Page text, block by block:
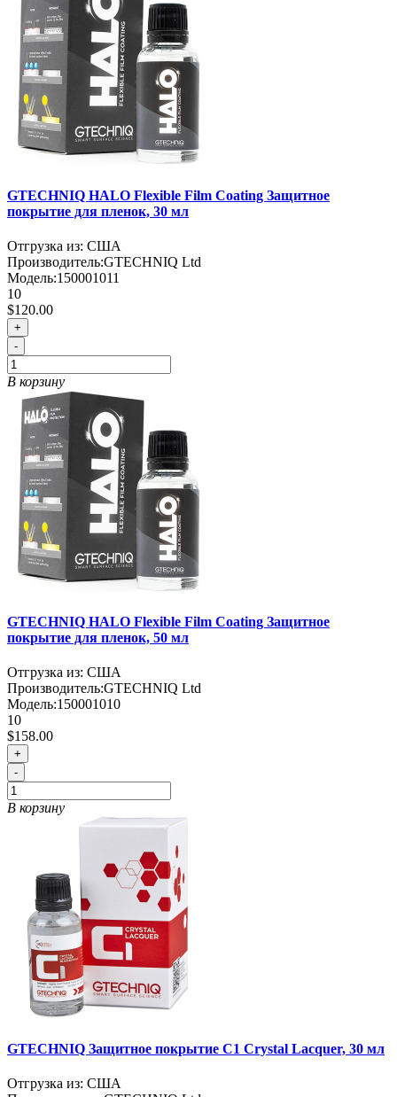
GTECHNIQ HALO Flexible Film Coating Защитное
покрытие для пленок, 30 мл
Отгрузка из: США
Производитель:GTECHNIQ Ltd
Модель:150001011
10
$120.00
+
-
В корзину
GTECHNIQ HALO Flexible Film Coating Защитное
покрытие для пленок, 50 мл
Отгрузка из: США
Производитель:GTECHNIQ Ltd
Модель:150001010
10
$158.00
+
-
В корзину
GTECHNIQ Защитное покрытие C1 Crystal Lacquer, 30 мл
Отгрузка из: США